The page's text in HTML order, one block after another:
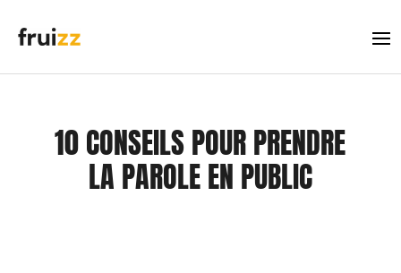
10 CONSEILS POUR PRENDRE
LA PAROLE EN PUBLIC